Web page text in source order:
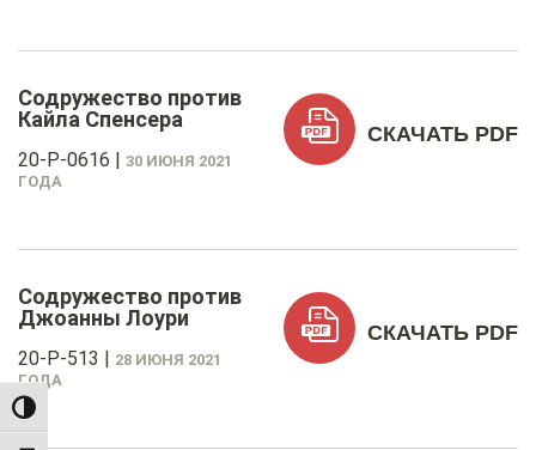
TOGGLE HIGH CONTRAST
Содружество против
Кайла Спенсера
20-P-0616 | 30 ИЮНЯ 2021
ГОДА
СКАЧАТЬ PDF
Содружество против
Джоанны Лоури
20-P-513 | 28 ИЮНЯ 2021
ГОДА
СКАЧАТЬ PDF